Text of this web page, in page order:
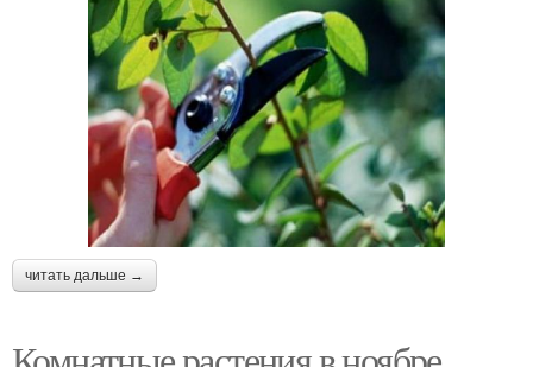
читать дальше →